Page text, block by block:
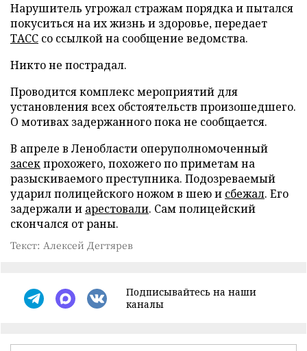
Нарушитель угрожал стражам порядка и пытался
покуситься на их жизнь и здоровье, передает
ТАСС со ссылкой на сообщение ведомства.
Никто не пострадал.
Проводится комплекс мероприятий для
установления всех обстоятельств произошедшего.
О мотивах задержанного пока не сообщается.
В апреле в Ленобласти оперуполномоченный
засекпрохожего, похожего по приметам на
разыскиваемого преступника. Подозреваемый
ударил полицейского ножом в шею и сбежал. Его
задержали и арестовали. Сам полицейский
скончался от раны.
Текст: Алексей Дегтярев
Подписывайтесь на наши
каналы